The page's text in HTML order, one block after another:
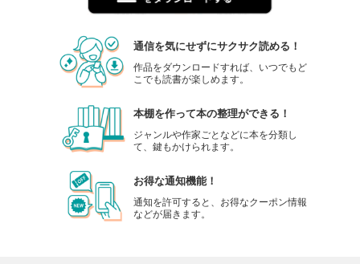
通信を気にせずにサクサク読める！
作品をダウンロードすれば、いつでもど
こでも読書が楽しめます。
本棚を作って本の整理ができる！
ジャンルや作家ごとなどに本を分類し
て、鍵もかけられます。
お得な通知機能！
通知を許可すると、お得なクーポン情報
などが届きます。